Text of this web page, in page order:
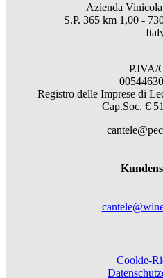
Azienda
S.P. 365 km 1,00 -
P.IVA/
Registro delle Imprese di
Cap.Soc. €
Cookie-